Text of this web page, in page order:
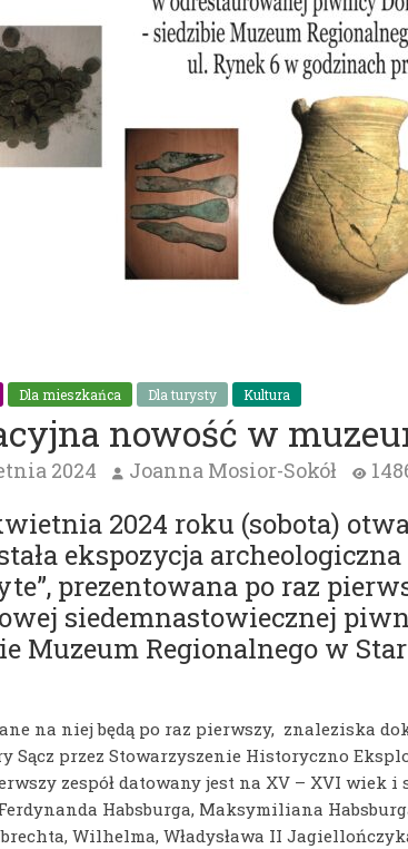
Dla mieszkańca Dla turysty Kultura
nowość w
2024 Joanna Mosior-Sokół
2024 roku (sobota)
ekspozycja
prezentowana po raz
siedemnastowiecznej
Muzeum Regionalnego w
na niej będą po raz pierwszy, znaleziska
Sącz przez Stowarzyszenie Historyczno
zespół datowany jest na XV – XVI wiek i
Habsburga, Maksymiliana
Wilhelma, Władysława II